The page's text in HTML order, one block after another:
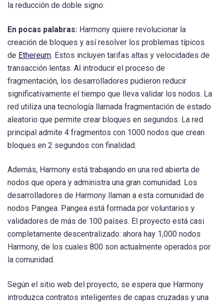
la reducción de doble signo.
En pocas palabras: Harmony quiere revolucionar la
creación de bloques y así resolver los problemas típicos
de Ethereum. Estos incluyen tarifas altas y velocidades de
transacción lentas. Al introducir el proceso de
fragmentación, los desarrolladores pudieron reducir
significativamente el tiempo que lleva validar los nodos. La
red utiliza una tecnología llamada fragmentación de estado
aleatorio que permite crear bloques en segundos. La red
principal admite 4 fragmentos con 1000 nodos que crean
bloques en 2 segundos con finalidad.
Además, Harmony está trabajando en una red abierta de
nodos que opera y administra una gran comunidad. Los
desarrolladores de Harmony llaman a esta comunidad de
nodos Pangea. Pangea está formada por voluntarios y
validadores de más de 100 países. El proyecto está casi
completamente descentralizado: ahora hay 1,000 nodos
Harmony, de los cuales 800 son actualmente operados por
la comunidad.
Según el sitio web del proyecto, se espera que Harmony
introduzca contratos inteligentes de capas cruzadas y una